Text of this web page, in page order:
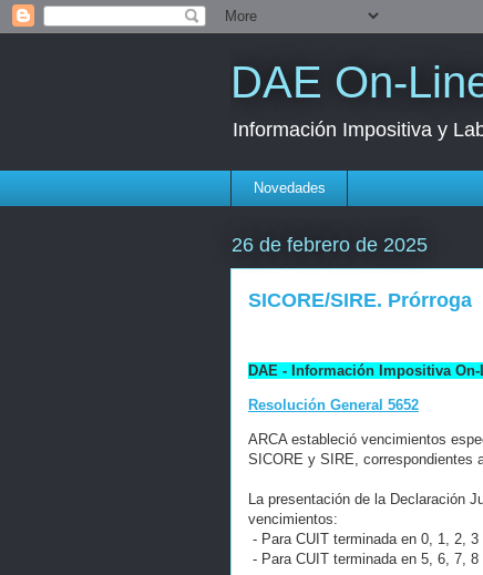
DAE On-
Información Impositiva y
Novedades
26 de febrero de 2025
SICORE/SIRE. Prórroga
DAE - Información Impositiva
Resolución General 5652
ARCA estableció vencimientos
SICORE y SIRE, correspondientes
La presentación de la Declaración
vencimientos:
- Para CUIT terminada en 0, 1, 2,
- Para CUIT terminada en 5, 6, 7,